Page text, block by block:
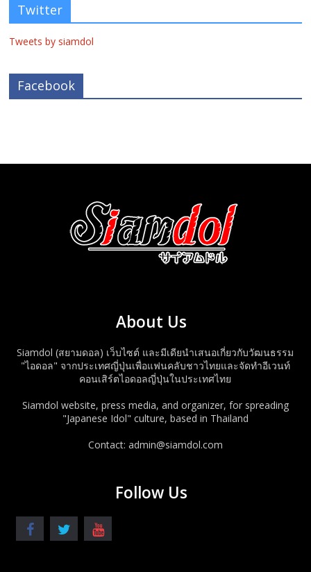
Twitter
Tweets by siamdol
Facebook
About Us
Siamdol (สยามดอล) เว็บไซต์ และมีเดียนำเสนอเกี่ยวกับวัฒนธรรม
"ไอดอล" จากประเทศญี่ปุ่นเพื่อแฟนคลับชาวไทยและจัดทำอีเวนท์
คอนเสิร์ตไอดอลญี่ปุ่นในประเทศไทย
Siamdol website, press media, and organizer, for spreading
"Japanese Idol" culture, based in Thailand
Contact: admin@siamdol.com
Follow Us